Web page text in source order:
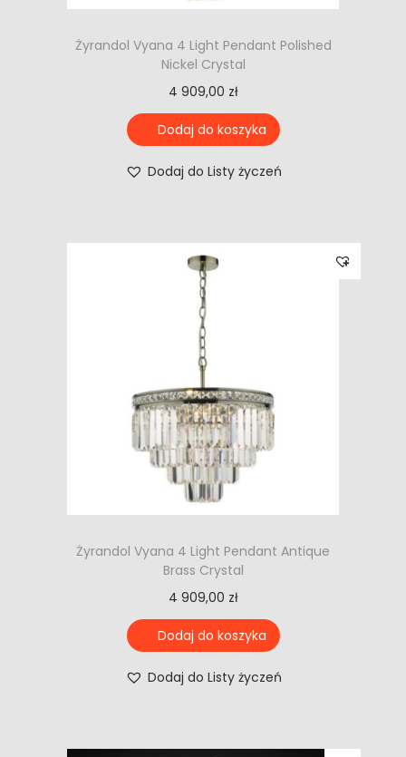
Żyrandol Vyana 4 Light Pendant Polished
Nickel Crystal
4 909,00 zł
Dodaj do koszyka
Dodaj do Listy życzeń
Żyrandol Vyana 4 Light Pendant Antique
Brass Crystal
4 909,00 zł
Dodaj do koszyka
Dodaj do Listy życzeń